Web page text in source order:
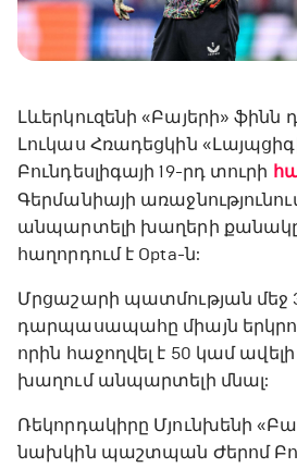
Լևերկուզենի «Բայերի»
Լուկաս Հռադեցկին
Բունդեսլիգայի 19-րդ տուրի
Գերմանիայի
անպարտելի խաղերի քանակը
հաղորդում է Opta-ն:
Մրցաշարի պատմության մեջ
դարպասապահը միայն
որին հաջողվել է 50 կամ
խաղում անպարտելի մնալ:
Ռեկորդակիրը Մյունխենի
նախկին պաշտպան Ժերոմ